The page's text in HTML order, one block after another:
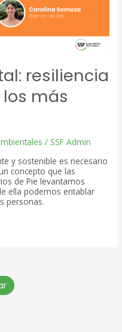
resiliencia
más
/ SSF Admin
y sostenible es necesario
concepto que las
de Pie levantamos
ella podemos entablar
personas.